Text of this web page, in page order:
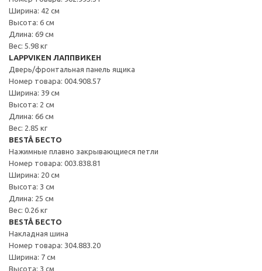
Ширина: 42 см
Высота: 6 см
Длина: 69 см
Вес: 5.98 кг
LAPPVIKEN ЛАППВИКЕН
Дверь/фронтальная панель ящика
Номер товара: 004.908.57
Ширина: 39 см
Высота: 2 см
Длина: 66 см
Вес: 2.85 кг
BESTÅ БЕСТО
Нажимные плавно закрывающиеся петли
Номер товара: 003.838.81
Ширина: 20 см
Высота: 3 см
Длина: 25 см
Вес: 0.26 кг
BESTÅ БЕСТО
Накладная шина
Номер товара: 304.883.20
Ширина: 7 см
Высота: 3 см